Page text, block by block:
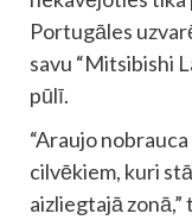
Portugāles
savu “Mitsibishi
pūlī.
“Araujo
cilvēkiem, kuri
aizliegtajā